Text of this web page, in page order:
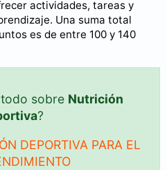
actividades, tareas y
Una suma total
es de entre 100 y 140
sobre Nutrición
?
DEPORTIVA PARA EL